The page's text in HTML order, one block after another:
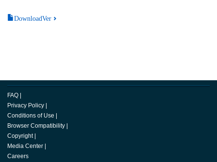
DownloadVer
FAQ
Privacy Policy
Conditions of Use
Browser Compatibility
Copyright
Media Center
Careers